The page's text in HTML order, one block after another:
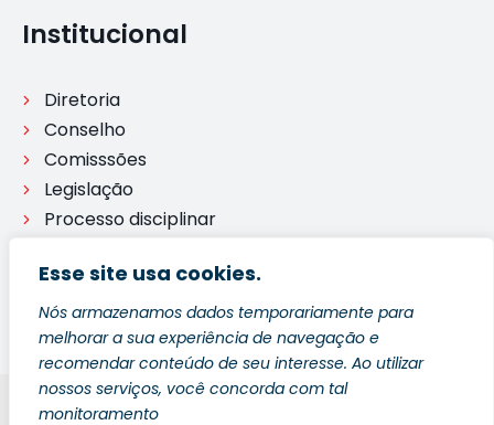
Esse site usa cookies.
Nós armazenamos dados temporariamente para
melhorar a sua experiência de navegação e
recomendar conteúdo de seu interesse. Ao utilizar
nossos serviços, você concorda com tal
monitoramento
Institucional
Diretoria
Conselho
Comisssões
Legislação
Processo disciplinar
Blog Política de Privacidade